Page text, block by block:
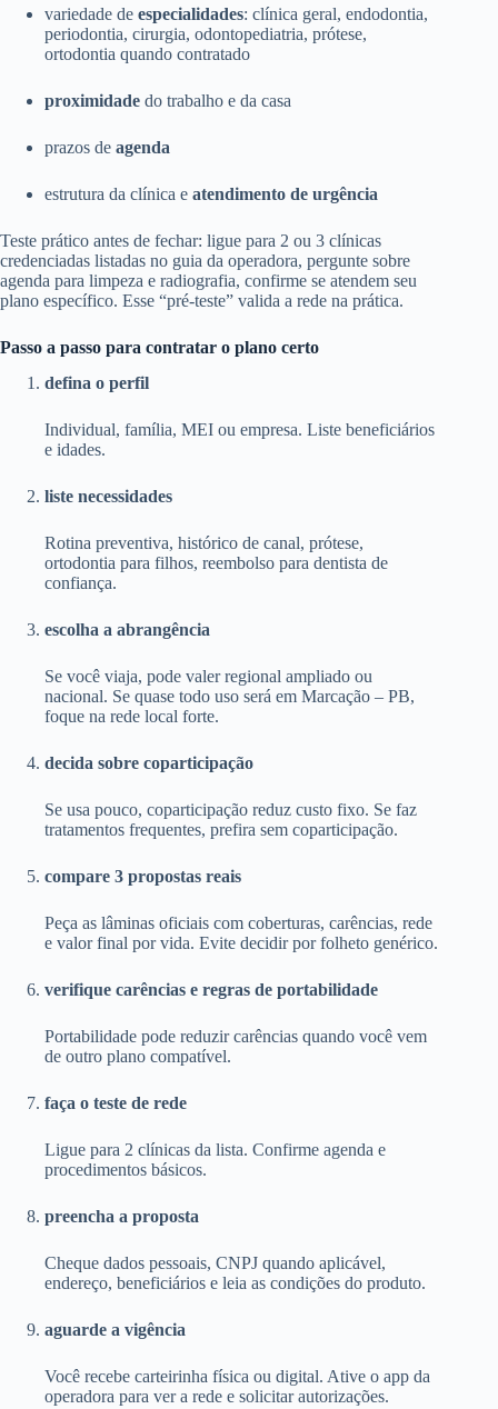
variedade de especialidades: clínica geral, endodontia,
periodontia, cirurgia, odontopediatria, prótese,
ortodontia quando contratado
proximidade do trabalho e da casa
prazos de agenda
estrutura da clínica e atendimento de urgência
Teste prático antes de fechar: ligue para 2 ou 3 clínicas
credenciadas listadas no guia da operadora, pergunte sobre
agenda para limpeza e radiografia, confirme se atendem seu
plano específico. Esse “pré-teste” valida a rede na prática.
Passo a passo para contratar o plano certo
defina o perfil
Individual, família, MEI ou empresa. Liste beneficiários
e idades.
liste necessidades
Rotina preventiva, histórico de canal, prótese,
ortodontia para filhos, reembolso para dentista de
confiança.
escolha a abrangência
Se você viaja, pode valer regional ampliado ou
nacional. Se quase todo uso será em Marcação – PB,
foque na rede local forte.
decida sobre coparticipação
Se usa pouco, coparticipação reduz custo fixo. Se faz
tratamentos frequentes, prefira sem coparticipação.
compare 3 propostas reais
Peça as lâminas oficiais com coberturas, carências, rede
e valor final por vida. Evite decidir por folheto genérico.
verifique carências e regras de portabilidade
Portabilidade pode reduzir carências quando você vem
de outro plano compatível.
faça o teste de rede
Ligue para 2 clínicas da lista. Confirme agenda e
procedimentos básicos.
preencha a proposta
Cheque dados pessoais, CNPJ quando aplicável,
endereço, beneficiários e leia as condições do produto.
aguarde a vigência
Você recebe carteirinha física ou digital. Ative o app da
operadora para ver a rede e solicitar autorizações.